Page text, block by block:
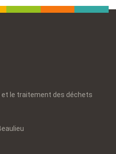
et le traitement des déchets